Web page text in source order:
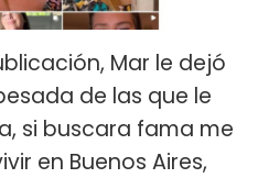
Mar le dejó
de las que le
si buscara fama me
en Buenos Aires,